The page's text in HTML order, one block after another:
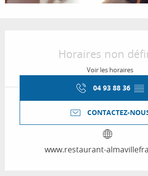
Horaires non
Voir les horaires
04 93 88 36 ▒▒
CONTACTEZ-
www.restaurant-